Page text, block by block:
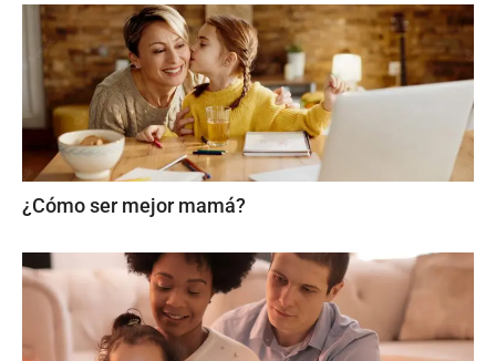
¿Cómo ser mejor mamá?